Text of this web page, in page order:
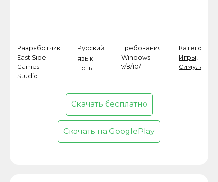
Разработчик
East Side
Games
Studio
Русский
язык
Есть
Требования
Windows
7/8/10/11
Категория
Игры
Скачать бесплатно
Скачать на GooglePlay